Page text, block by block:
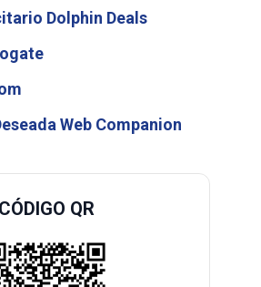
Dolphin Deals
Web Companion
CÓDIGO QR